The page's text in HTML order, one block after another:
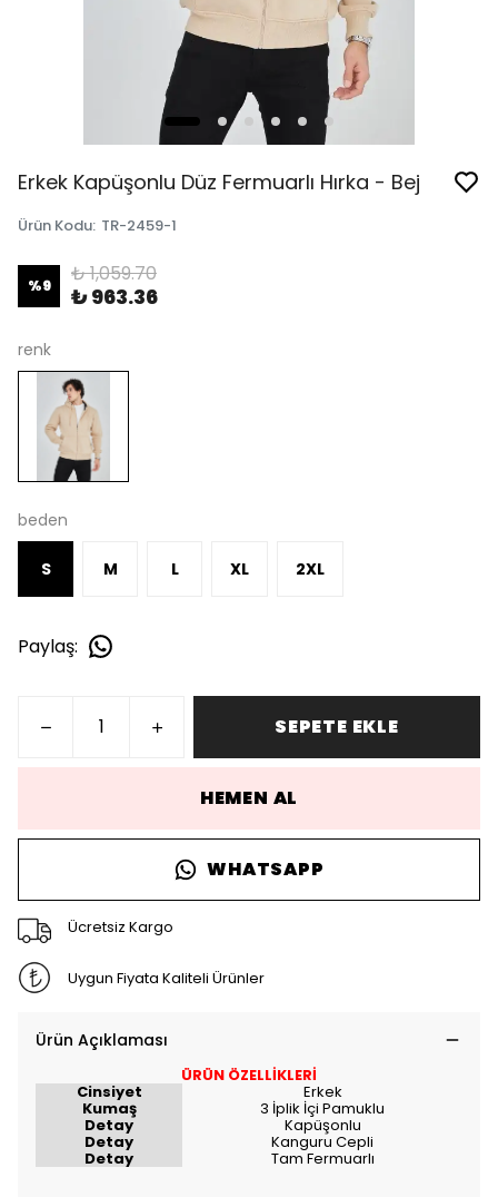
Erkek Kapüşonlu Düz Fermuarlı Hırka - Bej
Ürün Kodu: TR-2459-1
%9 ₺ 1,059.70
₺ 963.36
renk
beden
S M L XL 2XL
Paylaş:
SEPETE EKLE
HEMEN AL
WHATSAPP
Ücretsiz Kargo
Uygun Fiyata Kaliteli Ürünler
Ürün Açıklaması
ÜRÜN ÖZELLİKLERİ
Cinsiyet Erkek
Kumaş 3 İplik İçi Pamuklu
Detay Kapüşonlu
Detay Kanguru Cepli
Detay Tam Fermuarlı